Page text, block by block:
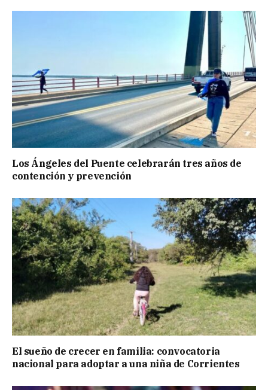
Los Ángeles del Puente celebrarán tres años de
contención y prevención
El sueño de crecer en familia: convocatoria
nacional para adoptar a una niña de Corrientes